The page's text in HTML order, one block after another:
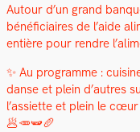
Autour d’un grand
béné­fi­ci­aires de l’aide
entière pour ren­dre
✨ Au pro­gramme :
danse et plein d’autres
l’assiette et plein le
🥟🥕🫛🥖